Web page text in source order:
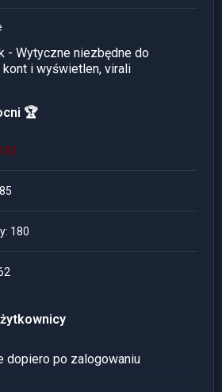
- Wytyczne niezbędne do
i wyświetlen, virali
🏆
180